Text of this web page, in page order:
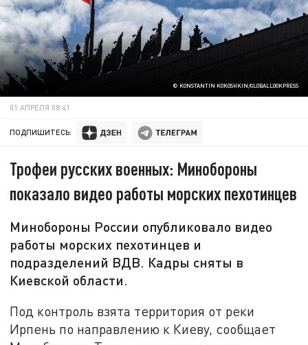
© KONSTANTIN KOKOSHKIN/GLOBALLOOKPRESS
01 АПРЕЛЯ 08:41
ПОДПИШИТЕСЬ:
Трофеи русских военных: Минобороны
показало видео работы морских пехотинцев
Минобороны России опубликовало видео
работы морских пехотинцев и
подразделений ВДВ. Кадры сняты в
Киевской области.
Под контроль взята территория от реки
Ирпень по направлению к Киеву, сообщает